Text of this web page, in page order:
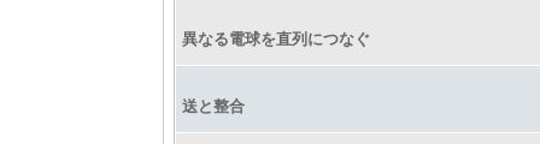
異なる電球を直列につなぐ
送と整合